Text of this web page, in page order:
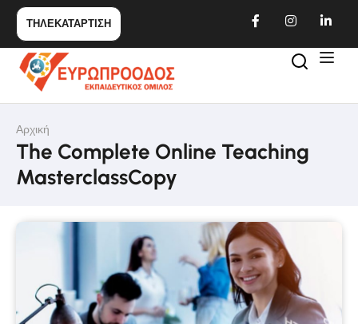
ΤΗΛΕΚΑΤΑΡΤΙΣΗ
Αρχική
The Complete Online Teaching
MasterclassCopy